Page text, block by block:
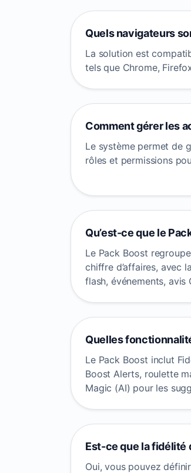
Quels navigateurs
La solution est
tels que Chrome,
Comment gérer les
Le système permet de
rôles et permissions
Qu’est-ce que le
Le Pack Boost
chiffre d’affaires, avec
flash, événements,
Quelles
Le Pack Boost inclut
Boost Alerts, roulette
Magic (AI) pour les
Est-ce que la fidélité
Oui, vous pouvez